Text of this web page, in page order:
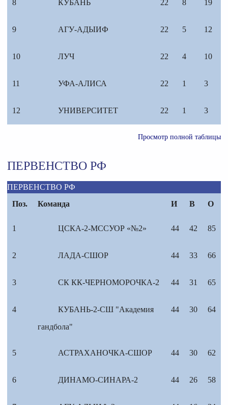
8 КУБАНЬ 22 8 19
9 АГУ-АДЫИФ 22 5 12
10 ЛУЧ 22 4 10
11 УФА-АЛИСА 22 1 3
12 УНИВЕРСИТЕТ 22 1 3
Просмотр полной таблицы
ПЕРВЕНСТВО РФ
ПЕРВЕНСТВО РФ
Поз.
Команда И В О
1 ЦСКА-2-МССУОР «№2» 44 42 85
2 ЛАДА-СШОР 44 33 66
3 СК КК-ЧЕРНОМОРОЧКА-2 44 31 65
4
КУБАНЬ-2-СШ "Академия
гандбола"
44 30 64
5 АСТРАХАНОЧКА-СШОР 44 30 62
6 ДИНАМО-СИНАРА-2 44 26 58